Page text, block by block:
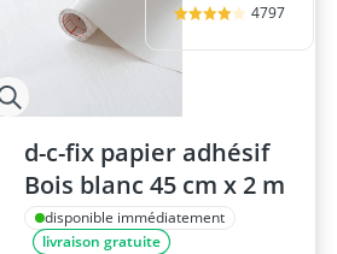
4797
d-c-fix papier adhésif
Bois blanc 45 cm x 2 m
disponible immédiatement
livraison gratuite